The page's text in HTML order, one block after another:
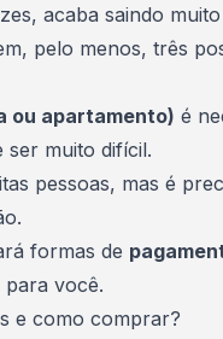
acaba saindo
pelo menos, três
ou apartamento) é
ser muito difícil.
pessoas, mas é
formas de
você.
e como comprar?